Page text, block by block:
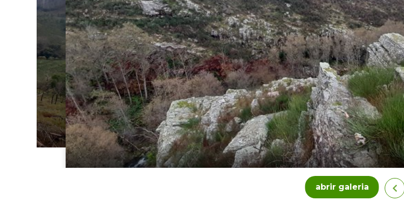
abrir galeria